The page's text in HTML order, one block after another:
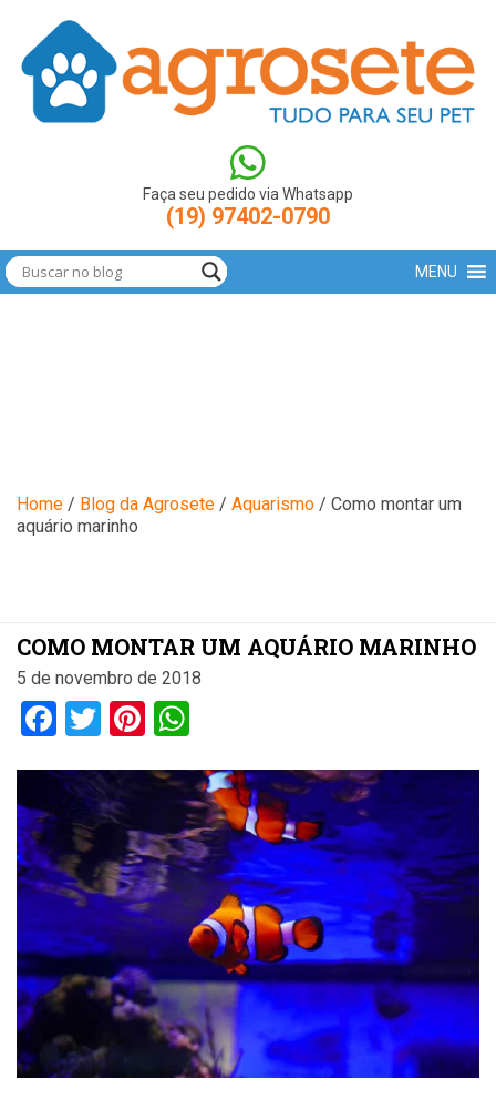
Date().getTime(),event:'gtm.js'});var
f=d.getElementsByTagName(s)[0],
j=d.createElement(s),dl=l!='dataLayer'?'&l='+l:'';j.async=true;j.src=
'https://www.googletagmanager.com/gtm.js?
id='+i+dl;f.parentNode.insertBefore(j,f); })
(window,document,'script','dataLayer','GTM-N9LBXCV');
Faça seu pedido via Whatsapp
(19) 97402-0790
MENU
Blog
Home / Blog da Agrosete / Aquarismo / Como montar um
aquário marinho
COMO MONTAR UM AQUÁRIO MARINHO
5 de novembro de 2018
Facebook
TwitterPinterest